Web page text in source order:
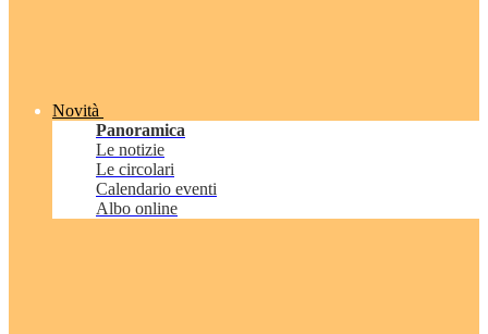
Novità
Panoramica
Le notizie
Le circolari
Calendario eventi
Albo online